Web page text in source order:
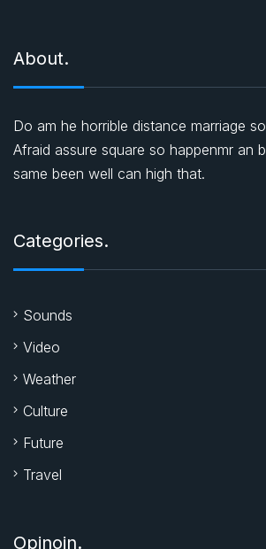
About.
Do am he horrible distance marriage
Afraid assure square so happenmr an
same been well can high that.
Categories.
Sounds
Video
Weather
Culture
Future
Travel
Opinoin.